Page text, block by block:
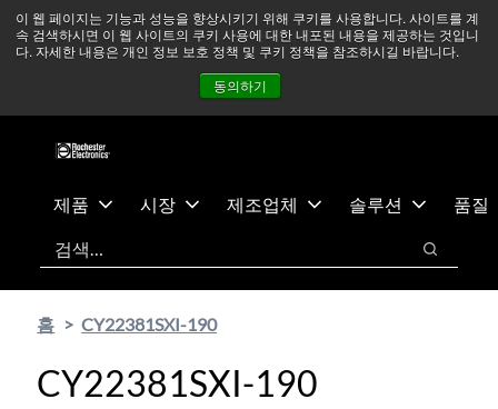
이 웹 페이지는 기능과 성능을 향상시키기 위해 쿠키를 사용합니다. 사이트를 계
속 검색하시면 이 웹 사이트의 쿠키 사용에 대한 내포된 내용을 제공하는 것입니
다. 자세한 내용은 개인 정보 보호 정책 및 쿠키 정책을 참조하시길 바랍니다.
동의하기
츠
건
중동 지역 상황을 지속적으로 주시하고 있으며, 모든 서비스는
정상적으로 운영되고 있습니다. 더 읽어보기 →
뉴스
문의하기
제품 시장 제조업체 솔루션
품질
검색
검색
홈 CY22381SXI-190
CY22381SXI-190